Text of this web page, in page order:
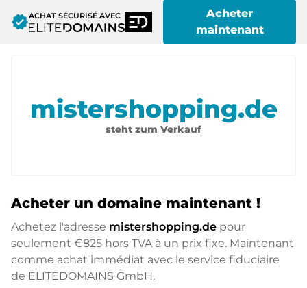
verifiedACHAT SÉCURISÉ AVEC
Acheter
maintenant
mistershopping.de
steht zum Verkauf
Acheter un domaine maintenant !
Achetez l'adresse mistershopping.de pour
seulement €825 hors TVA à un prix fixe. Maintenant
comme achat immédiat avec le service fiduciaire
de ELITEDOMAINS GmbH.